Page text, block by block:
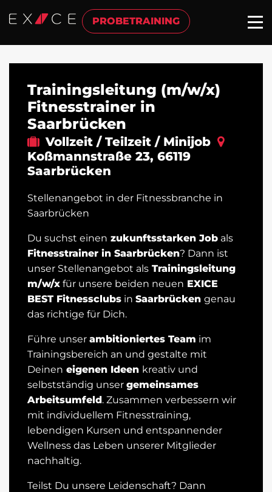
PROBETRAINING
Trainingsleitung (m/w/x)
Fitnesstrainer in
Saarbrücken
Vollzeit / Teilzeit / Minijob
Koßmannstraße 23, 66119
Saarbrücken
Stellenangebot in der Fitnessbranche in
Saarbrücken
Du suchst einen zukunftsstarken Job als
Fitnesstrainer in Saarbrücken? Dann ist
unser Stellenangebot als Trainingsleitung
m/w/x für unsere beiden neuen EXICE
BEST Fitnessclubs in Saarbrücken genau
das richtige für Dich.
Führe unser ambitioniertes Team im
Trainingsbereich an und gestalte mit
Deinen eigenen Ideen kreativ und
selbstständig unser gemeinsames
Arbeitsumfeld. Zusammen verbessern wir
mit individuellem Fitnesstraining,
lebendigen Kursen und entspannender
Wellness das Leben unserer Mitglieder
nachhaltig.
Teilst Du unsere Leidenschaft? Dann